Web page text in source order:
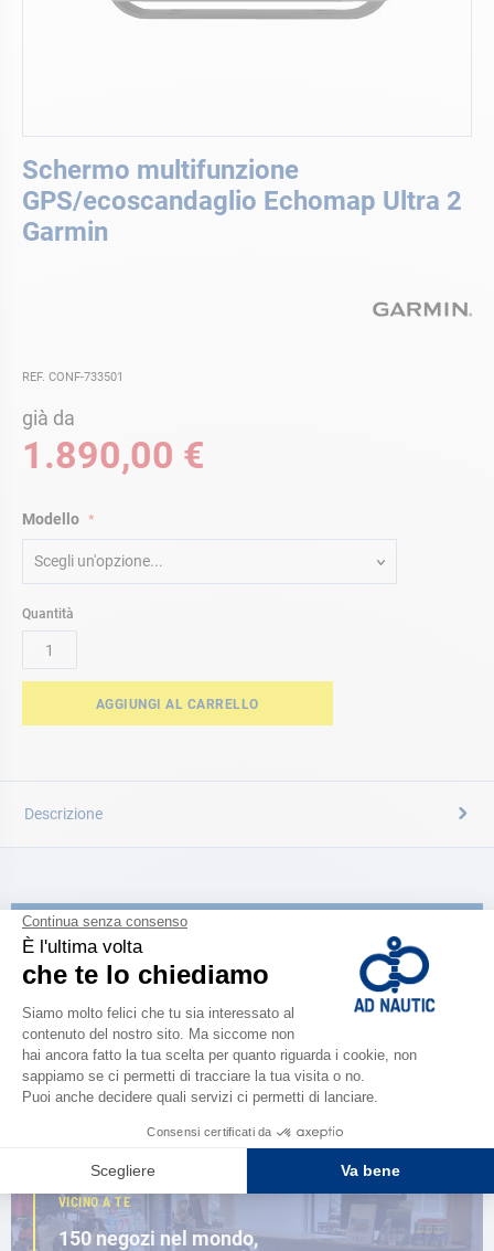
Schermo multifunzione
GPS/ecoscandaglio Echomap Ultra 2
Garmin
REF. CONF-733501
già da
1.890,00 €
Modello
Scegli un'opzione...
Quantità
AGGIUNGI AL CARRELLO
all'inizio
della
galleria
di
Descrizione
CATALOGARE
Scopri la
nuova guida AD 2026
SFOGLIA IL CATALOGO
VICINO A TE
150 negozi nel mondo,